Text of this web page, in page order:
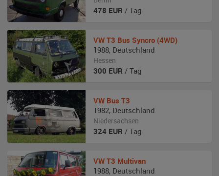
478 EUR / Tag
VW T3 Bus Syncro (4WD)
1988, Deutschland
Hessen
300 EUR / Tag
VW Bus T3
1982, Deutschland
Niedersachsen
324 EUR / Tag
VW T3 Multivan
1988, Deutschland